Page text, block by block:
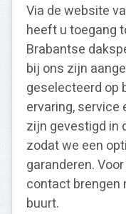
Via de website
heeft u toegang
Brabantse
bij ons zijn
geselecteerd op
ervaring, service
zijn gevestigd in
zodat we een
garanderen.
contact brengen
buurt.